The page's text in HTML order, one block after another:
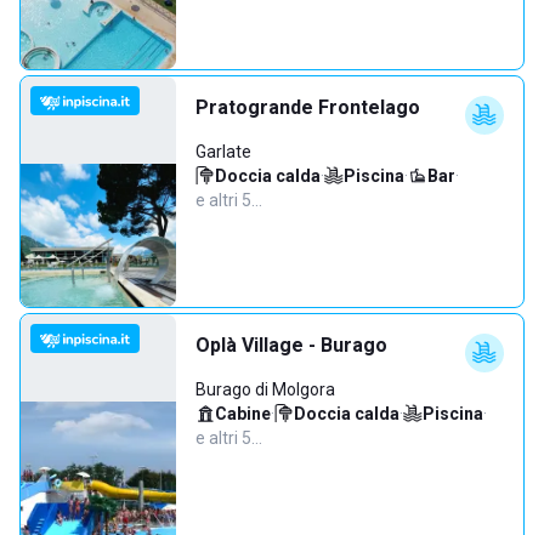
Pratogrande Frontelago
Garlate
Doccia calda· Piscina· Bar·
e altri 5…
Oplà Village - Burago
Burago di Molgora
Cabine· Doccia calda· Piscina·
e altri 5…